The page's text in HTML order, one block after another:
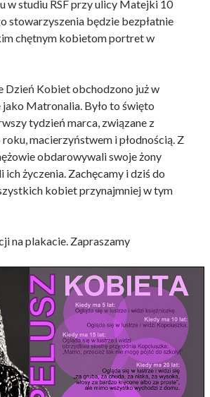
w studiu RSF przy ulicy Matejki 10
stowarzyszenia będzie bezpłatnie
chętnym kobietom portret w
Dzień Kobiet obchodzono już w
Matronalia. Było to święto
tydzień marca, związane z
macierzyństwem i płodnością. Z
obdarowywali swoje żony
ich życzenia. Zachęcamy i dziś do
kobiet przynajmniej w tym
na plakacie. Zapraszamy